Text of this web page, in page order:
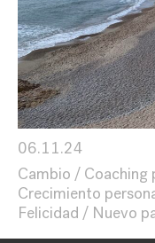
06.11.24
Cambio
Coaching
Crecimiento
Felicidad
Nuevo